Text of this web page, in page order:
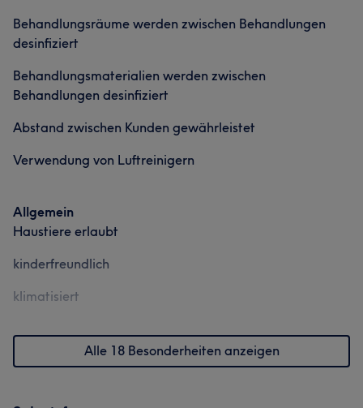
Behandlungsräume werden zwischen Behandlungen
desinfiziert
Behandlungsmaterialien werden zwischen
Behandlungen desinfiziert
Abstand zwischen Kunden gewährleistet
Verwendung von Luftreinigern
Allgemein
Haustiere erlaubt
kinderfreundlich
klimatisiert
Alle 18 Besonderheiten anzeigen